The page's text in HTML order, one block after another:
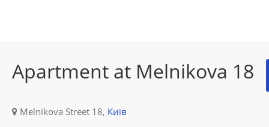
Apartment at Melnikova 18
Melnikova Street 18, Київ